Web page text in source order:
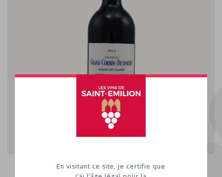
En visitant ce site, je certifie que
Vignoble